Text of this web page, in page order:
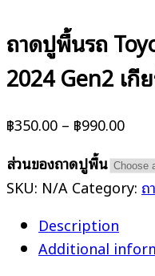
ถาดปูพื้นรถ
2024 Gen2 เกี
฿350.00 – ฿990.00
ส่วนของถาดปูพื้น
SKU: N/A Category: ถ
Description
Additional